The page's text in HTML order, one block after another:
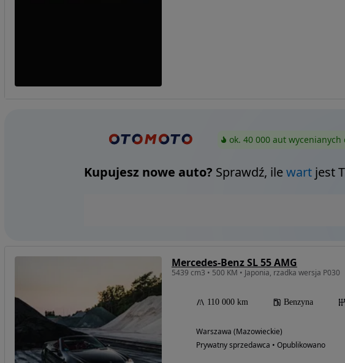
ok. 40 000 aut wycenianych
Kupujesz nowe auto? Sprawdź, ilewartjest
Mercedes-Benz SL 55 AMG
5439 cm3 • 500 KM • Japonia, rzadka wersja P030
110 000 km Benzyna
Warszawa (Mazowieckie)
Prywatny sprzedawca • Opublikowano